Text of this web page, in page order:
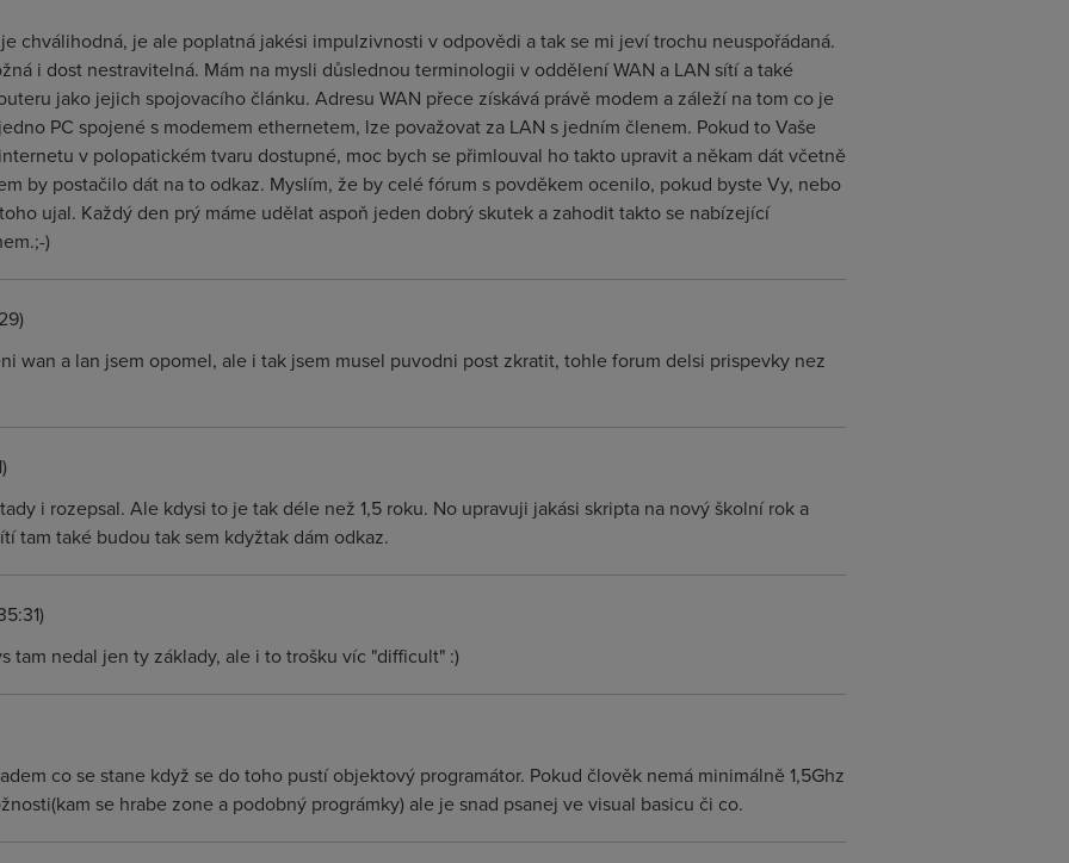
chválihodná, je ale poplatná jakési impulzivnosti v odpovědi a tak se mi jeví trochu neuspořádaná.
i dost nestravitelná. Mám na mysli důslednou terminologii v oddělení WAN a LAN sítí a také
jako jejich spojovacího článku. Adresu WAN přece získává právě modem a záleží na tom co je
PC spojené s modemem ethernetem, lze považovat za LAN s jedním členem. Pokud to Vaše
v polopatickém tvaru dostupné, moc bych se přimlouval ho takto upravit a někam dát včetně
by postačilo dát na to odkaz. Myslím, že by celé fórum s povděkem ocenilo, pokud byste Vy, nebo
ujal. Každý den prý máme udělat aspoň jeden dobrý skutek a zahodit takto se nabízející
)
wan a lan jsem opomel, ale i tak jsem musel puvodni post zkratit, tohle forum delsi prispevky nez
i rozepsal. Ale kdysi to je tak déle než 1,5 roku. No upravuji jakási skripta na nový školní rok a
tam také budou tak sem kdyžtak dám odkaz.
tam nedal jen ty základy, ale i to trošku víc "difficult" :)
co se stane když se do toho pustí objektový programátor. Pokud člověk nemá minimálně 1,5Ghz
se hrabe zone a podobný prográmky) ale je snad psanej ve visual basicu či co.